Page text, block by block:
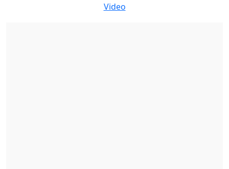
Video